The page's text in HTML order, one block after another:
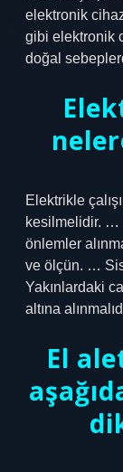
elektronik
gibi elektronik
doğal
Elektrikle
kesilmelidir. …
önlemler
ve ölçün. …
Yakınlardaki
altına
El